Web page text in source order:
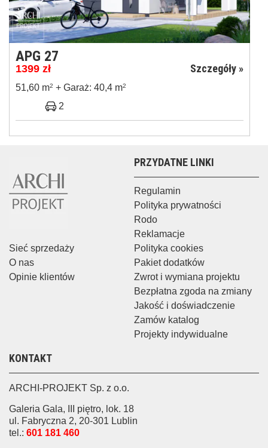
APG 27
1399 zł Szczegóły »
51,60 m2 + Garaż: 40,4 m2
2
Sieć sprzedaży
O nas
Opinie klientów
PRZYDATNE LINKI
Regulamin
Polityka prywatności
Rodo
Reklamacje
Polityka cookies
Pakiet dodatków
Zwrot i wymiana projektu
Bezpłatna zgoda na zmiany
Jakość i doświadczenie
Zamów katalog
Projekty indywidualne
KONTAKT
ARCHI-PROJEKT Sp. z o.o.
Galeria Gala, III piętro, lok. 18
ul. Fabryczna 2, 20-301 Lublin
tel.: 601 181 460